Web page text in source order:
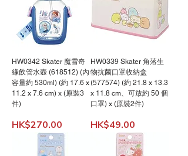
HW0342 Skater 魔雪奇
緣飲管水壺 (618512) (內
容量約 530ml) (約 17.6 x
11.2 x 7.6 cm) x (原裝3
件)
價格
HK$270.00
HW0339 Skater 角落生
物抗菌口罩收納盒
(577574) (約 21.8 x 13.3
x 11.8 cm、可放約 50 個
口罩) x (原裝2件)
價格
HK$49.00